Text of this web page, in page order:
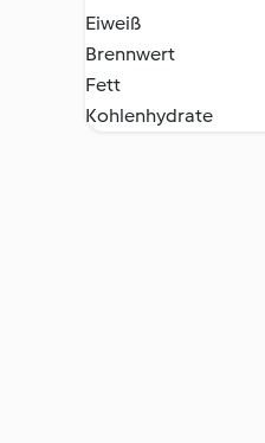
Eiweiß
Brennwert
Fett
Kohlenhydrate